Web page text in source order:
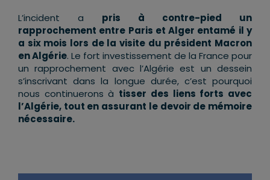
L’incident a pris à contre-pied un
rapprochement entre Paris et Alger entamé il y
a six mois lors de la visite du président Macron
en Algérie. Le fort investissement de la France pour
un rapprochement avec l’Algérie est un dessein
s’inscrivant dans la longue durée, c’est pourquoi
nous continuerons à tisser des liens forts avec
l’Algérie, tout en assurant le devoir de mémoire
nécessaire.